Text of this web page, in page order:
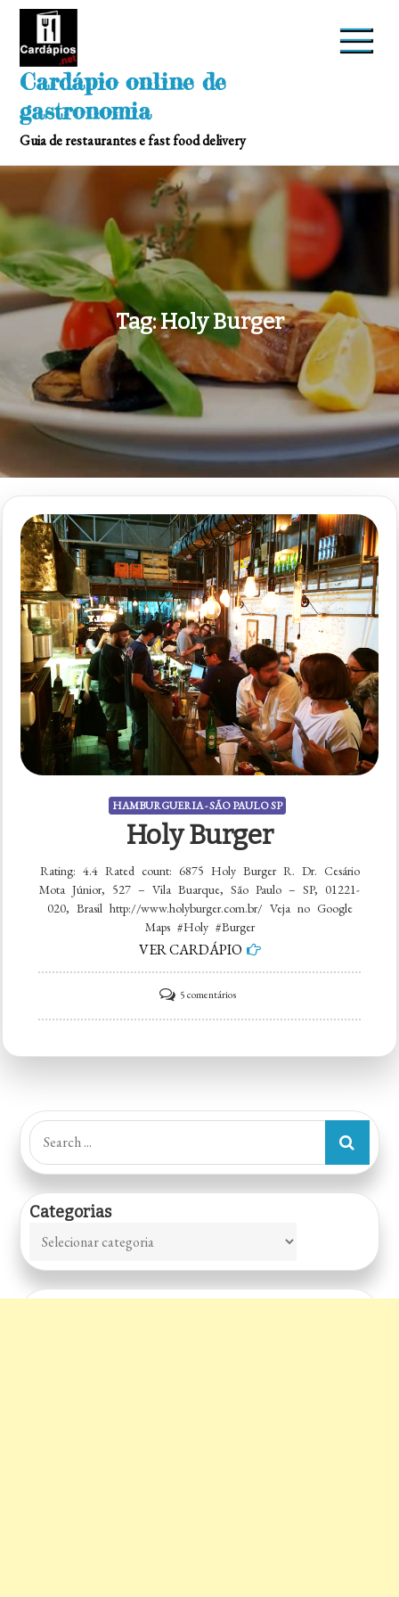
Skip
Cardápio online de
gastronomia
Guia de restaurantes e fast food delivery
Tag:Holy Burger
HAMBURGUERIA - SÃO PAULO SP
Holy Burger
Rating: 4.4 Rated count: 6875 Holy Burger R. Dr. Cesário
Mota Júnior, 527 – Vila Buarque, São Paulo – SP, 01221-
020, Brasil http://www.holyburger.com.br/ Veja no Google
Maps #Holy #Burger
VER CARDÁPIO
5 comentáriosem
Holy
Search
for:
Categorias
Categorias